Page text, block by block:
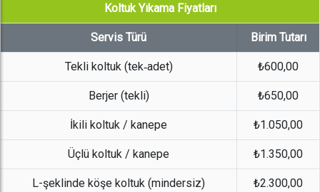
Koltuk Yıkama Fiyatları
Servis Türü Birim Tutarı
Tekli koltuk (tek‐adet) ₺600,00
Berjer (tekli) ₺650,00
İkili koltuk / kanepe ₺1.050,00
Üçlü koltuk / kanepe ₺1.350,00
L-şeklinde köşe koltuk (mindersiz) ₺2.300,00